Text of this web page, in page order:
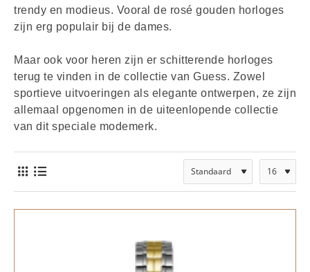
trendy en modieus. Vooral de rosé gouden horloges
zijn erg populair bij de dames.
Maar ook voor heren zijn er schitterende horloges
terug te vinden in de collectie van Guess. Zowel
sportieve uitvoeringen als elegante ontwerpen, ze zijn
allemaal opgenomen in de uiteenlopende collectie
van dit speciale modemerk.